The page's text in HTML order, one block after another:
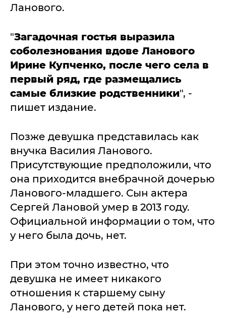
Ланового.
"Загадочная гостья выразила
соболезнования вдове Ланового
Ирине Купченко, после чего села в
первый ряд, где размещались
самые близкие родственники", -
пишет издание.
Позже девушка представилась как
внучка Василия Ланового.
Присутствующие предположили, что
она приходится внебрачной дочерью
Ланового-младшего. Сын актера
Сергей Лановой умер в 2013 году.
Официальной информации о том, что
у него была дочь, нет.
При этом точно известно, что
девушка не имеет никакого
отношения к старшему сыну
Ланового, у него детей пока нет.